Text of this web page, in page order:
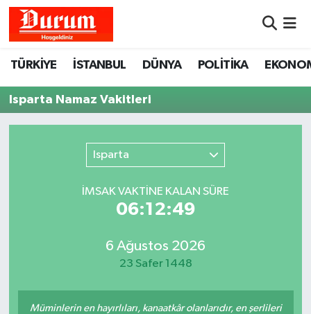
TÜRKİYE İSTANBUL DÜNYA POLİTİKA
Isparta Namaz Vakitleri
Isparta
İMSAK VAKTİNE KALAN SÜRE
06:12:49
6 Ağustos 2026
23 Safer 1448
Müminlerin en hayırlıları, kanaatkâr olanlarıdır, en şerlileri
Hava Durumu
Namaz Vakitleri
Trafik Durumu
Süper Lig Puan Durumu ve Fikstür
Son Dakika Haberleri